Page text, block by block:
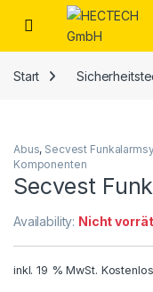
Open
Start
Abus, Secvest
Komponenten
Secvest
Availability: Nicht
inkl. 19 % MwSt.